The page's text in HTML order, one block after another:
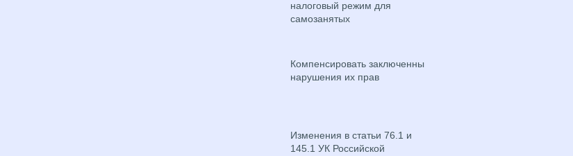
налоговый режим для
самозанятых
Компенсировать заключенным
нарушения их прав
Изменения в статьи 76.1 и
145.1 УК Российской